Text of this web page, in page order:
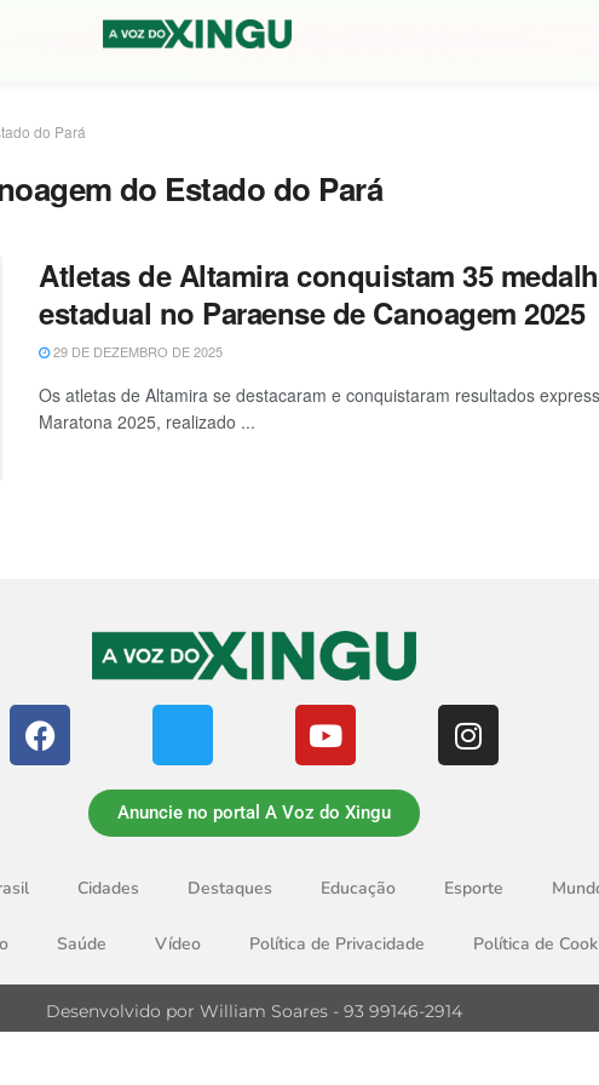
do Pará
do Estado do Pará
Atletas de Altamira conquistam 35
estadual no Paraense de Canoagem 2025
29 DE DEZEMBRO DE 2025
Os atletas de Altamira se destacaram e conquistaram resultados
Maratona 2025, realizado ...
Anuncie no portal A Voz do Xingu
Cidades Destaques Educação Esporte
Saúde Vídeo Política de Privacidade Política de
Desenvolvido por William Soares - 93 99146-2914